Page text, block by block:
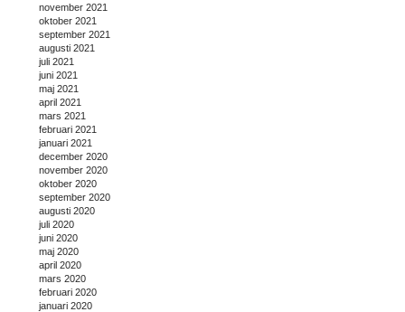
november 2021
oktober 2021
september 2021
augusti 2021
juli 2021
juni 2021
maj 2021
april 2021
mars 2021
februari 2021
januari 2021
december 2020
november 2020
oktober 2020
september 2020
augusti 2020
juli 2020
juni 2020
maj 2020
april 2020
mars 2020
februari 2020
januari 2020